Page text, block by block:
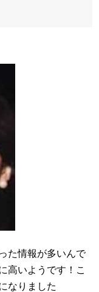
た情報が多いんで
高いようです！こ
なりました